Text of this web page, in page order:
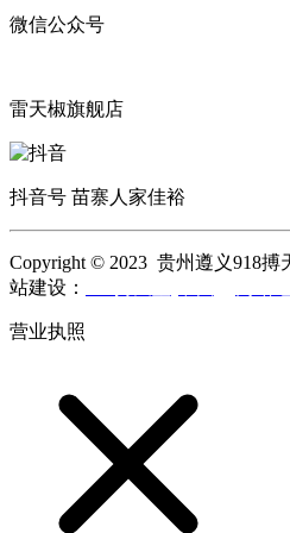
微信公众号
雷天椒旗舰店
抖音号 苗寨人家佳裕
Copyright © 2023 贵州遵义918
站建设：
营业执照